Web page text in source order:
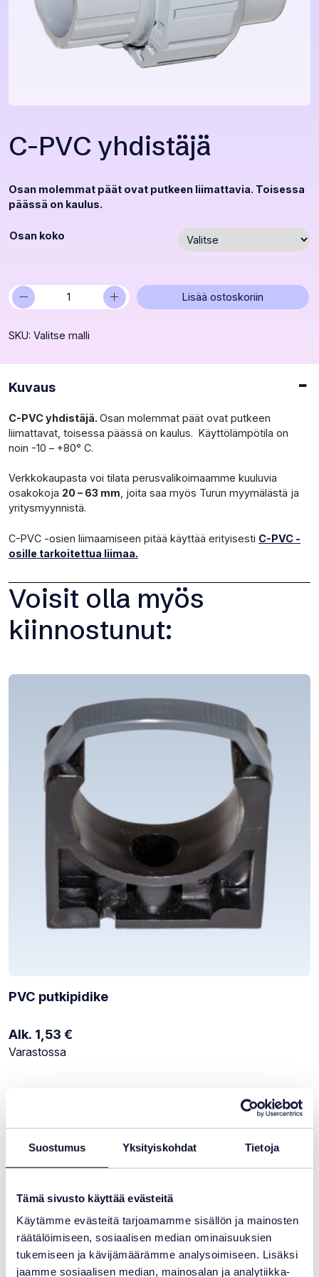
Suostumus Yksityiskohdat Tietoja
Tämä sivusto käyttää evästeitä
Käytämme evästeitä tarjoamamme sisällön ja mainosten
räätälöimiseen, sosiaalisen median ominaisuuksien
tukemiseen ja kävijämäärämme analysoimiseen. Lisäksi
jaamme sosiaalisen median, mainosalan ja analytiikka-
C-PVC yhdistäjä
Osan molemmat päät ovat putkeen liimattavia. Toisessa
päässä on kaulus.
Osan koko
C-
PVC
määrä
+
− Lisää ostoskoriin
SKU: Valitse malli
Kuvaus
C-PVC yhdistäjä. Osan molemmat päät ovat putkeen
liimattavat, toisessa päässä on kaulus. Käyttölämpötila on
noin -10 – +80° C.
Verkkokaupasta voi tilata perusvalikoimaamme kuuluvia
osakokoja 20 – 63 mm, joita saa myös Turun myymälästä ja
yritysmyynnistä.
C-PVC -osien liimaamiseen pitää käyttää erityisesti C-PVC -
osille tarkoitettua liimaa.
Voisit olla myös
kiinnostunut
PVC putkipidike
Alk. 1,53 €
Varastotilanne:
Varastossa